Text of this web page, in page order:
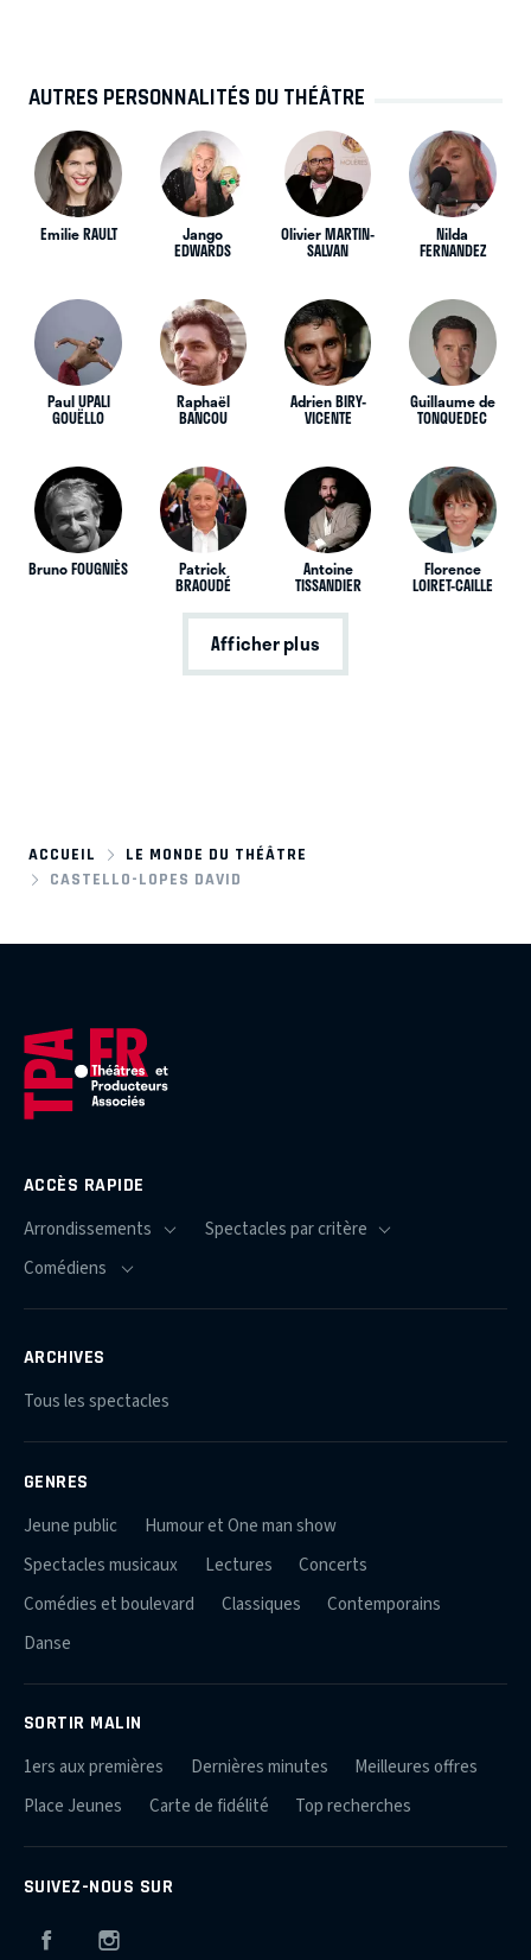
AUTRES PERSONNALITÉS DU THÉÂTRE
Emilie RAULT Jango
EDWARDS
Olivier MARTIN-
SALVAN
Nilda
FERNANDEZ
Paul UPALI
GOUËLLO
Raphaël
BANCOU
Adrien BIRY-
VICENTE
Guillaume de
TONQUEDEC
Bruno FOUGNIÈS Patrick
BRAOUDÉ
Antoine
TISSANDIER
Florence
LOIRET-CAILLE
Afficher plus
ACCUEIL
LE MONDE DU THÉÂTRE
CASTELLO-LOPES DAVID
ACCÈS RAPIDE
ARCHIVES
Tous les spectacles
GENRES
Jeune public
Humour et One man show
Spectacles musicaux
Lectures
Concerts
Comédies et boulevard
Classiques
Contemporains
Danse
SORTIR MALIN
1ers aux premières Dernières minutes
Meilleures offres
Place Jeunes
Carte de fidélité Top recherches
SUIVEZ-NOUS SUR
Facebook